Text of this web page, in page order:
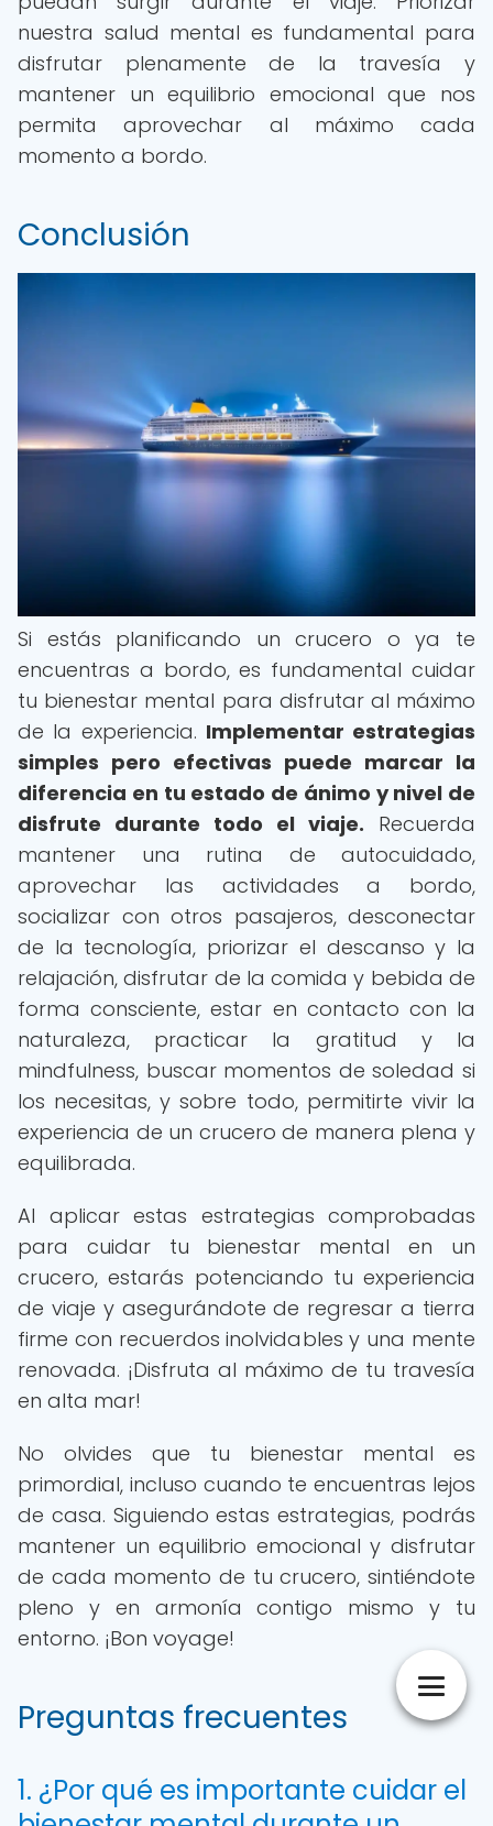
nuestra salud mental es fundamental para
disfrutar plenamente de la travesía y
mantener un equilibrio emocional que nos
permita aprovechar al máximo cada
momento a bordo.
Conclusión
Si estás planificando un crucero o ya te
encuentras a bordo, es fundamental cuidar
tu bienestar mental para disfrutar al máximo
de la experiencia. Implementar estrategias
simples pero efectivas puede marcar la
diferencia en tu estado de ánimo y nivel de
disfrute durante todo el viaje. Recuerda
mantener una rutina de autocuidado,
aprovechar las actividades a bordo,
socializar con otros pasajeros, desconectar
de la tecnología, priorizar el descanso y la
relajación, disfrutar de la comida y bebida de
forma consciente, estar en contacto con la
naturaleza, practicar la gratitud y la
mindfulness, buscar momentos de soledad si
los necesitas, y sobre todo, permitirte vivir la
experiencia de un crucero de manera plena y
equilibrada.
Al aplicar estas estrategias comprobadas
para cuidar tu bienestar mental en un
crucero, estarás potenciando tu experiencia
de viaje y asegurándote de regresar a tierra
firme con recuerdos inolvidables y una mente
renovada. ¡Disfruta al máximo de tu travesía
en alta mar!
No olvides que tu bienestar mental es
primordial, incluso cuando te encuentras lejos
de casa. Siguiendo estas estrategias, podrás
mantener un equilibrio emocional y disfrutar
de cada momento de tu crucero, sintiéndote
pleno y en armonía contigo mismo y tu
entorno. ¡Bon voyage!
Preguntas frecuentes
1. ¿Por qué es importante cuidar el